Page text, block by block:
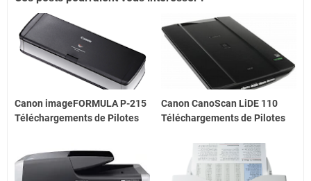
Canon imageFORMULA P-215
Téléchargements de Pilotes
Canon CanoScan LiDE 110
Téléchargements de Pilotes